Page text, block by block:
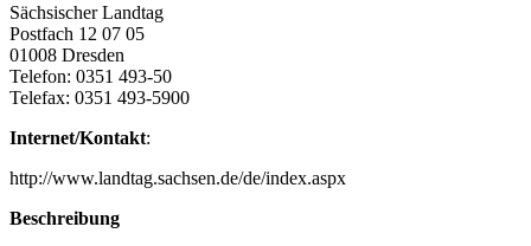
Sächsischer Landtag
Postfach 12 07 05
01008 Dresden
Telefon: 0351 493-50
Telefax: 0351 493-5900
Internet/Kontakt:
http://www.landtag.sachsen.de/de/index.aspx
Beschreibung